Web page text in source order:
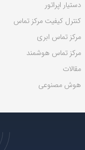
دستیار اپراتور
کنترل کیفیت مرکز تماس
مرکز تماس ابری
مرکز تماس هوشمند
مقالات
هوش مصنوعی